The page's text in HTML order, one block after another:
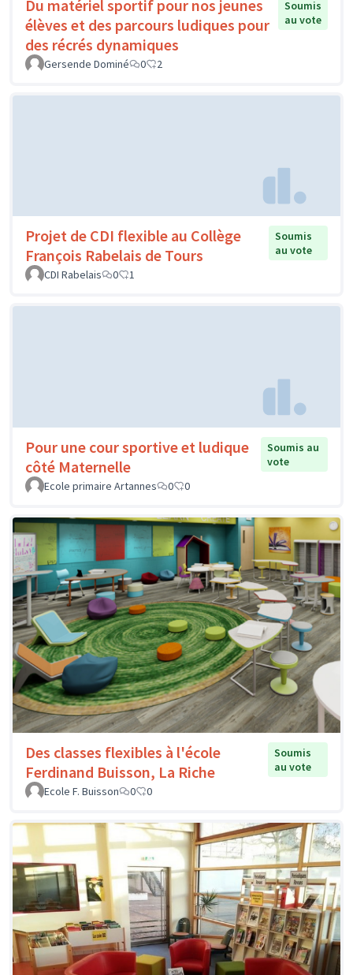
Du matériel sportif pour nos jeunes
élèves et des parcours ludiques pour
des récrés dynamiques
Soumis
au vote
Gersende Dominé 0 2
Projet de CDI flexible au Collège
François Rabelais de Tours
Soumis
au vote
CDI Rabelais
0 1
Pour une cour sportive et ludique
côté Maternelle
Soumis au
vote
Ecole primaire Artannes
0 0
Des classes flexibles à l'école
Ferdinand Buisson, La Riche
Soumis
au vote
Ecole F. Buisson
0 0